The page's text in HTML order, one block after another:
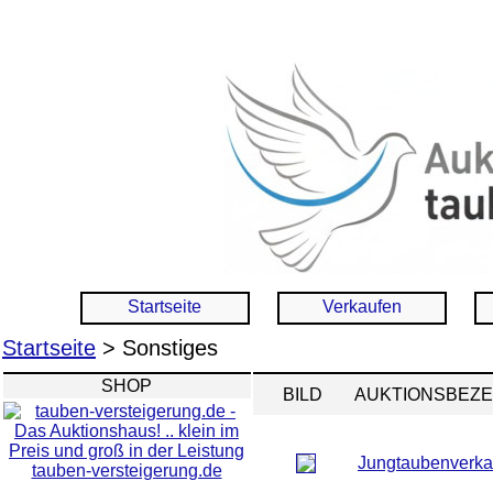
Startseite Verkaufen
Startseite > Sonstiges
SHOP
tauben-versteigerung.de
BILD